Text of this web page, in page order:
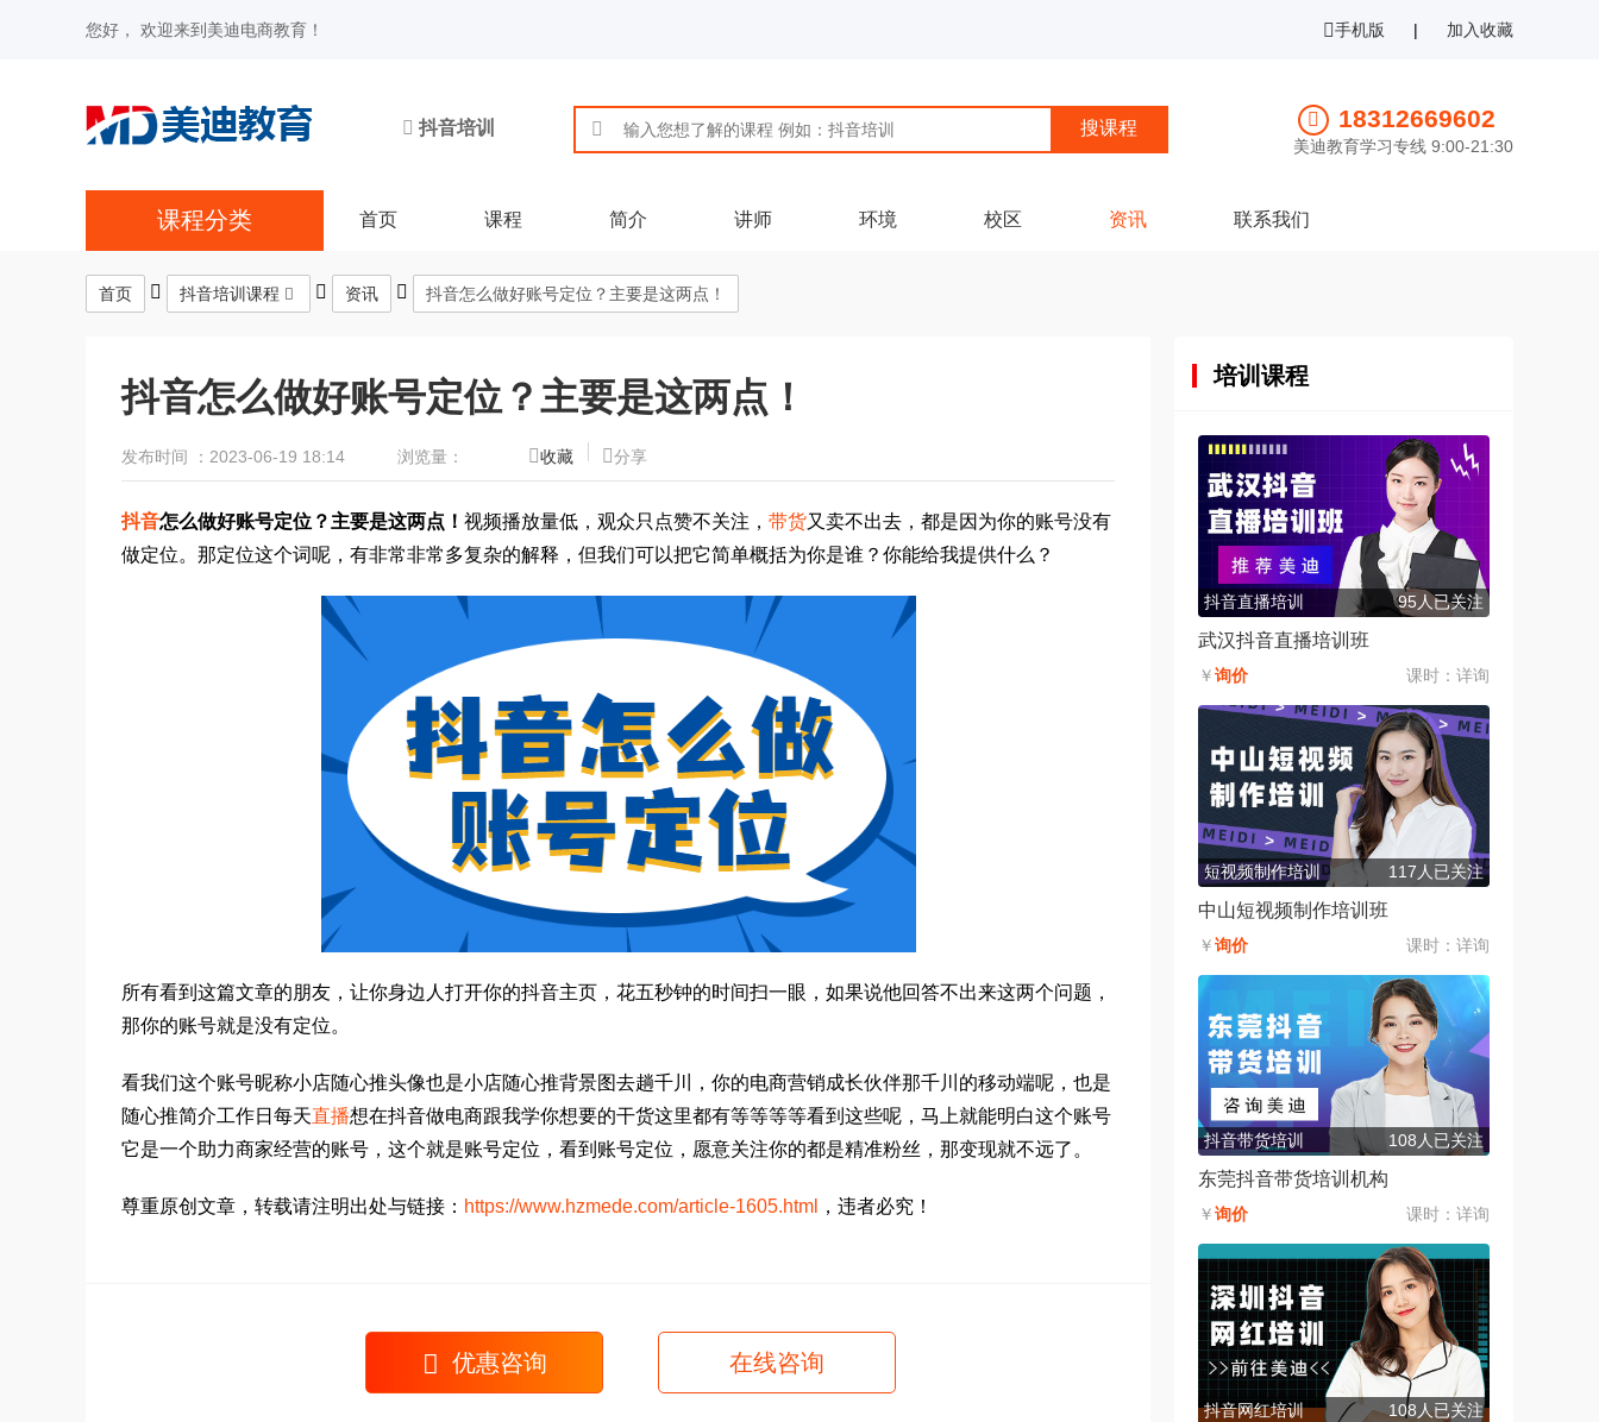
您好， 欢迎来到美迪电商教育！ 手机版 | 加入收藏
抖音培训 18312669602
美迪教育学习专线 9:00-21:30
课程分类 首页 课程 简介 讲师 环境 校区 资讯 联系我们
首页 抖音培训课程 资讯 抖音怎么做好账号定位？主要是这两点！
抖音怎么做好账号定位？主要是这两点！
发布时间 ：2023-06-19 18:14 浏览量： 收藏 分享
抖音怎么做好账号定位？主要是这两点！ 视频播放量低，观众只点赞不关注， 带货又卖不出去，都是因为你的账号没有
做定位。那定位这个词呢，有非常非常多复杂的解释，但我们可以把它简单概括为你是谁？你能给我提供什么？
所有看到这篇文章的朋友，让你身边人打开你的抖音主页，花五秒钟的时间扫一眼，如果说他回答不出来这两个问题，
那你的账号就是没有定位。
看我们这个账号昵称小店随心推头像也是小店随心推背景图去趟千川，你的电商营销成长伙伴那千川的移动端呢，也是
随心推简介工作日每天直播想在抖音做电商跟我学你想要的干货这里都有等等等等看到这些呢，马上就能明白这个账号
它是一个助力商家经营的账号，这个就是账号定位，看到账号定位，愿意关注你的都是精准粉丝，那变现就不远了。
尊重原创文章，转载请注明出处与链接： https://www.hzmede.com/article-1605.html ，违者必究！
优惠咨询 在线咨询
培训课程
抖音直播培训 95人已关注
武汉抖音直播培训班
￥询价 课时： 详询
短视频制作培训 117人已关注
中山短视频制作培训班
￥询价 课时： 详询
抖音带货培训 108人已关注
东莞抖音带货培训机构
￥询价 课时： 详询
抖音网红培训 108人已关注